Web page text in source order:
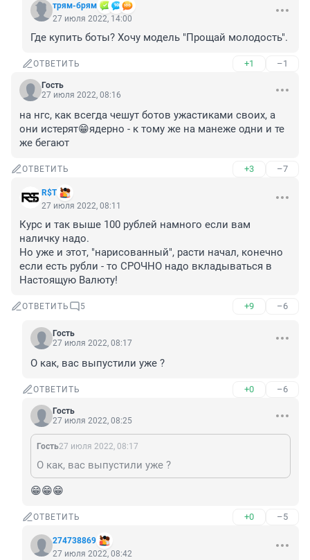
трям-брям
27 июля 2022, 14:00
Где купить боты? Хочу модель "Прощай молодость".
ОТВЕТИТЬ +1 –1
Гость
27 июля 2022, 08:16
на нгс, как всегда чешут ботов ужастиками своих, а
они истерят😁ядерно - к тому же на манеже одни и те
же бегают
ОТВЕТИТЬ +3 –7
R$Т
27 июля 2022, 08:11
Курс и так выше 100 рублей намного если вам
наличку надо.
Но уже и этот, "нарисованный", расти начал, конечно
если есть рубли - то СРОЧНО надо вкладываться в
Настоящую Валюту!
ОТВЕТИТЬ 5 +9 –6
Гость
27 июля 2022, 08:17
О как, вас выпустили уже ?
ОТВЕТИТЬ +0 –6
Гость
27 июля 2022, 08:25
Гость27 июля 2022, 08:17
О как, вас выпустили уже ?
😁😁😁
ОТВЕТИТЬ +0 –5
274738869
27 июля 2022, 08:42